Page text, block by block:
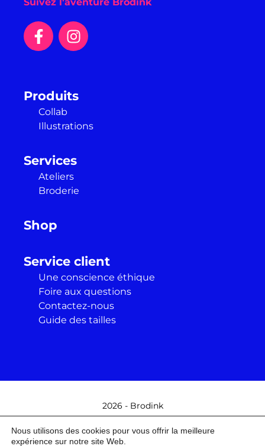
Suivez l'aventure Brodink
Produits
Collab
Illustrations
Services
Ateliers
Broderie
Shop
Service client
Une conscience éthique
Foire aux questions
Contactez-nous
Guide des tailles
2026 - Brodink
Contactez-nous Conditions générales
Nous utilisons des cookies pour vous offrir la meilleure
expérience sur notre site Web.